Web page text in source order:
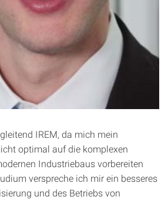
IREM, da mich mein
optimal auf die komplexen
Industriebaus vorbereiten
verspreche ich mir ein besseres
und des Betriebs von